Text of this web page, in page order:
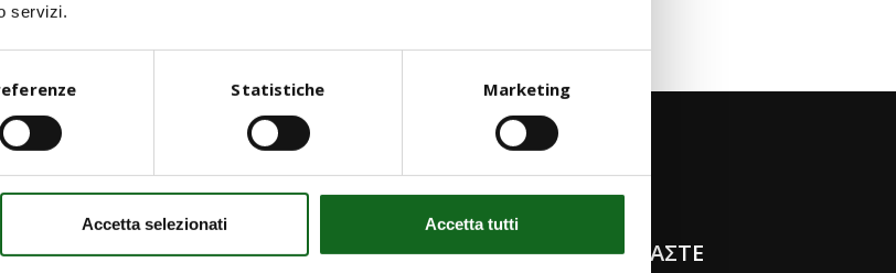
servizi.
Statistiche Marketing
Accetta selezionati Accetta tutti
και
ΔΙΑΝΟΜΗ ΚΑΙ ΥΠΗΡΕΣΙΕΣ
Εξυπηρέτηση πελατών
ESG
ΠΟΙΟΙ ΕΙΜΑΣΤΕ